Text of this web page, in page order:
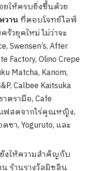
ให้ครบยิ่งขึ้นด้วย
วานที่ตอบโจทย์ไลฟ์
วยุคใหม่ ไม่ว่าจะ
Swensen’s, After
Factory, Olino Crepe
Matcha, Kanom,
Calbee Kaitsuka
าตรามือ, Cafe
แฟสดจากไร่คุณหญิง,
ดชา, Yoguruto, และ
งให้ความสำคัญกับ
ร้านรางวัลมิชลิน